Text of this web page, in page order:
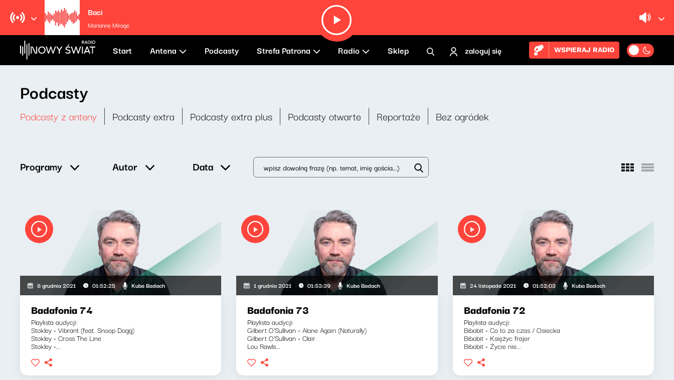
Baci
Marianne Mirage
Start Antena Podcasty Strefa Patrona Radio Sklep zaloguj się WSPIERAJ RADIO
Podcasty
Podcasty z anteny Podcasty extra Podcasty extra plus Podcasty otwarte Reportaże Bez ogródek
Programy Autor Data
8 grudnia 2021 01:52:25 Kuba Badach
Badafonia 74
Playlista audycji:
Stokley - Vibrant (feat. Snoop Dogg)
Stokley - Cross The Line
Stokley -...
1 grudnia 2021 01:53:39 Kuba Badach
Badafonia 73
Playlista audycji:
Gilbert O'Sullivan - Alone Again (Naturally)
Gilbert O'Sullivan - Clair
Lou Rawls...
24 listopada 2021 01:52:03 Kuba Badach
Badafonia 72
Playlista audycji:
Bibobit - Co to za czas / Osiecka
Bibobit - Księżyc frajer
Bibobit - Życie nie...